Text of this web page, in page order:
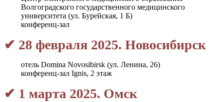
Волгоградского государственного медицинского
университета (ул. Бурейская, 1 Б)
конференц-зал
✔ 28 февраля 2025. Новосибирск
отель Domina Novosibirsk (ул. Ленина, 26)
конференц-зал Ignis, 2 этаж
✔ 1 марта 2025. Омск